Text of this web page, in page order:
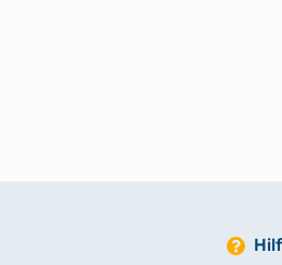
Keine